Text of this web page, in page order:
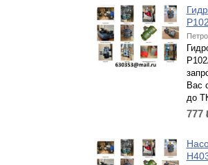
Вас
до
777